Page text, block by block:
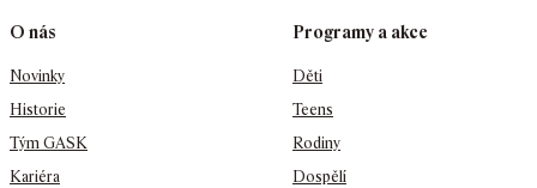
O nás
Novinky
Historie
Tým GASK
Kariéra
Programy a akce
Děti
Teens
Rodiny
Dospělí